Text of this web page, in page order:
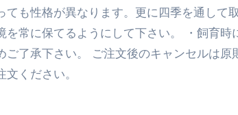
アトリ超新春セール＆セット割完全攻略ガ
ガイド ― 正しく知ることが、最大の感染対策
補給」 飲むミスト（IN MIST）とは何か──
心と未来を彩る方法――「ただのイベント」を
ても性格が異なります。更に四季を通して
を常に保てるようにして下さい。 ・飼育時
了承下さい。 ご注文後のキャンセルは原
ください。